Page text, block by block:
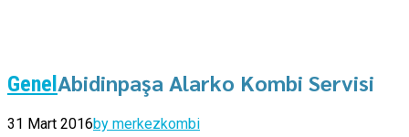
Genel Abidinpaşa Alarko Kombi Servisi
31 Mart 2016by merkezkombi